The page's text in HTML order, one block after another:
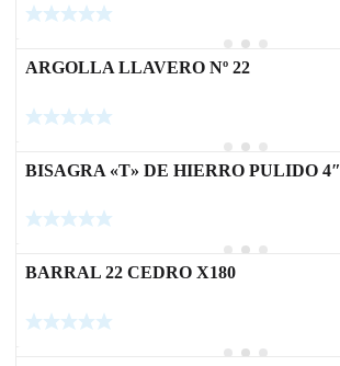
ARGOLLA LLAVERO Nº 22
BISAGRA «T» DE HIERRO PULIDO 4″
BARRAL 22 CEDRO X180